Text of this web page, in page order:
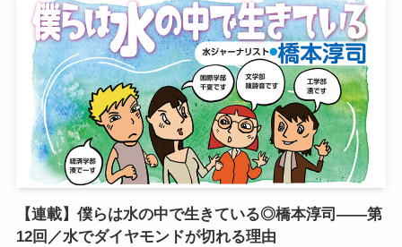
【連載】僕らは水の中で生きている◎橋本淳司——第
12回／水でダイヤモンドが切れる理由